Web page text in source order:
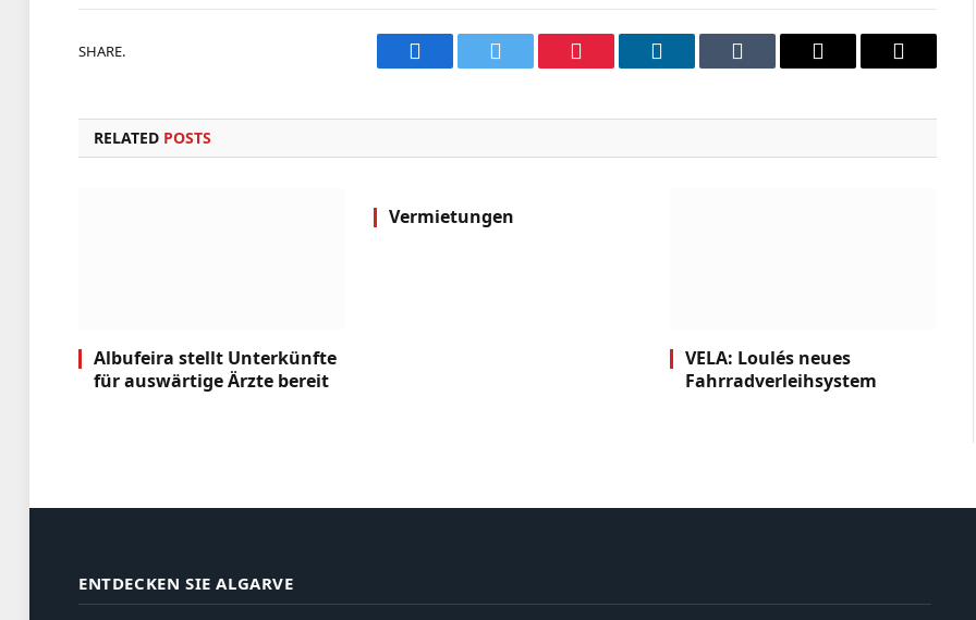
SHARE. FacebookTwitter PinterestLinkedInTumblr Email
Copy
RELATED POSTS
Albufeira stellt Unterkünfte
für auswärtige Ärzte bereit
Vermietungen
VELA: Loulés neues
Fahrradverleihsystem
ENTDECKEN SIE ALGARVE